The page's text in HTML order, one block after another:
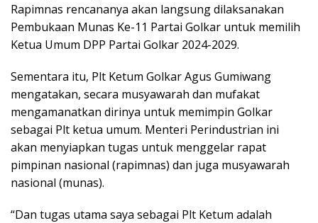
Rapimnas rencananya akan langsung dilaksanakan
Pembukaan Munas Ke-11 Partai Golkar untuk memilih
Ketua Umum DPP Partai Golkar 2024-2029.
Sementara itu, Plt Ketum Golkar Agus Gumiwang
mengatakan, secara musyawarah dan mufakat
mengamanatkan dirinya untuk memimpin Golkar
sebagai Plt ketua umum. Menteri Perindustrian ini
akan menyiapkan tugas untuk menggelar rapat
pimpinan nasional (rapimnas) dan juga musyawarah
nasional (munas).
“Dan tugas utama saya sebagai Plt Ketum adalah